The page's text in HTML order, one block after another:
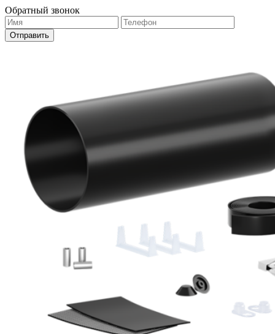
Обратный звонок